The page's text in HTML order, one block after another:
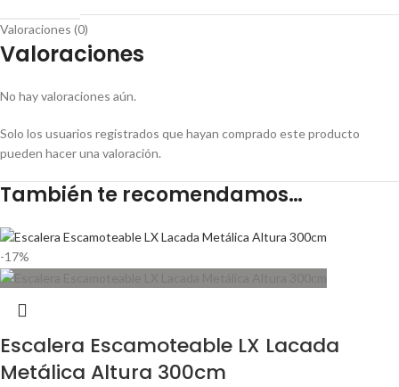
Valoraciones (0)
Valoraciones
No hay valoraciones aún.
Solo los usuarios registrados que hayan comprado este producto
pueden hacer una valoración.
También te recomendamos…
-17%
Escalera Escamoteable LX Lacada
Metálica Altura 300cm